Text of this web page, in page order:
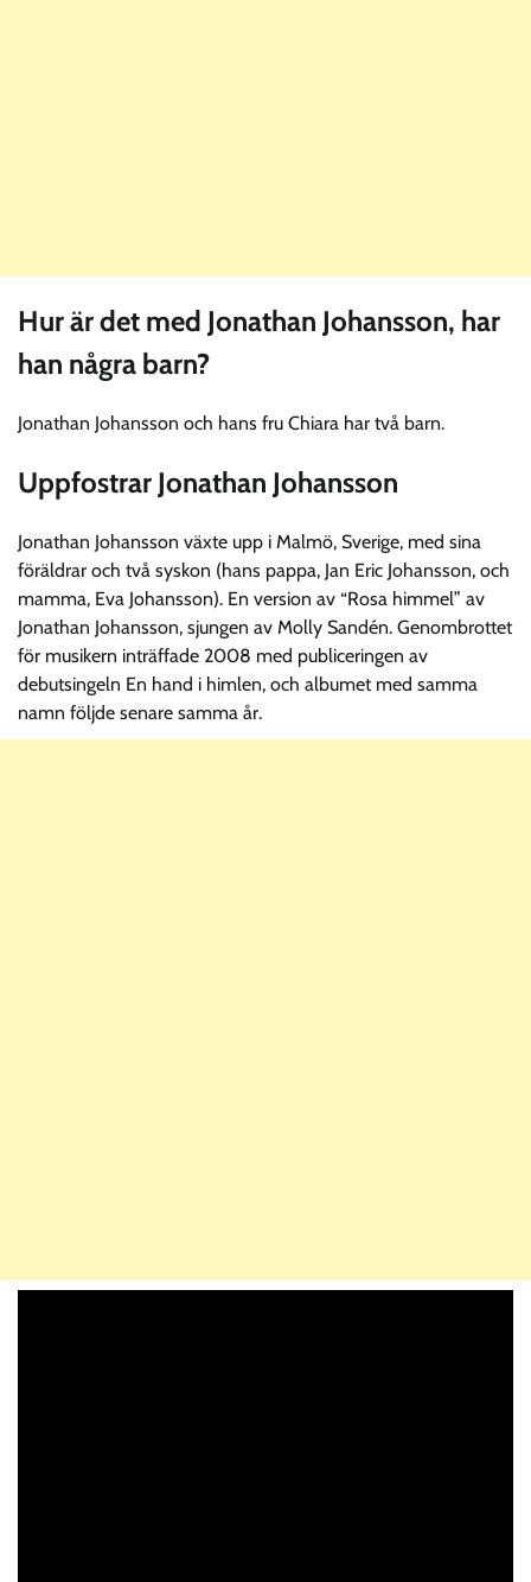
Hur är det med Jonathan Johansson, har
han några barn?
Jonathan Johansson och hans fru Chiara har två barn.
Uppfostrar Jonathan Johansson
Jonathan Johansson växte upp i Malmö, Sverige, med sina
föräldrar och två syskon (hans pappa, Jan Eric Johansson, och
mamma, Eva Johansson). En version av “Rosa himmel” av
Jonathan Johansson, sjungen av Molly Sandén. Genombrottet
för musikern inträffade 2008 med publiceringen av
debutsingeln En hand i himlen, och albumet med samma
namn följde senare samma år.